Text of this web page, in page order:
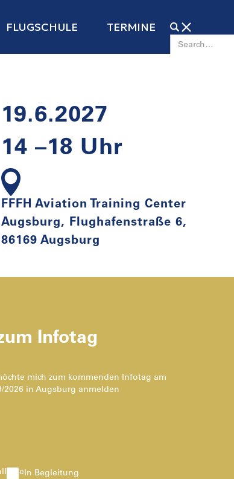
FLUGSCHULE TERMINE
19.6.2027
14 –18 Uhr
FFFH Aviation Training Center
Augsburg, Flughafenstraße 6,
86169 Augsburg
Infotag
mich zum kommenden Infotag am
2026 in Augsburg anmelden
In Begleitung